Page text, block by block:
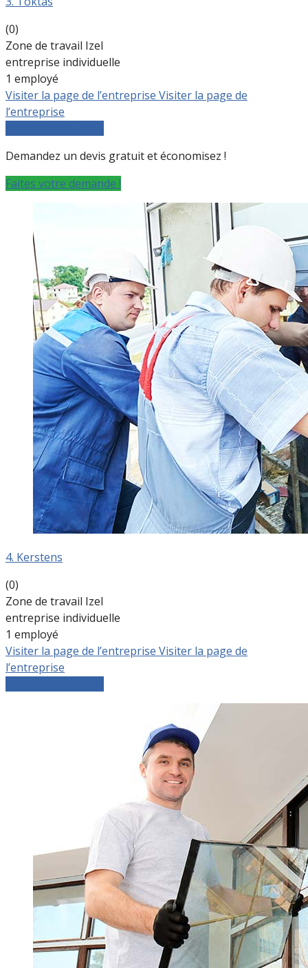
(0)
Zone de travail Izel
entreprise individuelle
1 employé
Visiter la page de l’entreprise Visiter la page de
l’entreprise
Demandez un devis gratuit et économisez !
Faites votre demande !
4. Kerstens
(0)
Zone de travail Izel
entreprise individuelle
1 employé
Visiter la page de l’entreprise Visiter la page de
l’entreprise